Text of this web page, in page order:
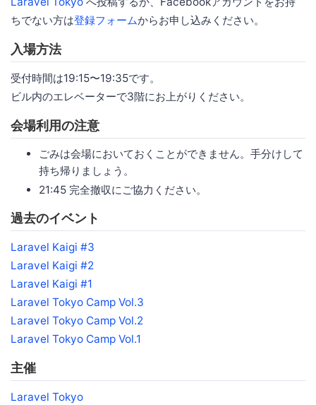
ちでない方は登録フォームからお申し込みください。
入場方法
受付時間は19:15〜19:35です。
ビル内のエレベーターで3階にお上がりください。
会場利用の注意
ごみは会場においておくことができません。手分けして
持ち帰りましょう。
21:45 完全撤収にご協力ください。
過去のイベント
Laravel Kaigi #3
Laravel Kaigi #2
Laravel Kaigi #1
Laravel Tokyo Camp Vol.3
Laravel Tokyo Camp Vol.2
Laravel Tokyo Camp Vol.1
主催
Laravel Tokyo